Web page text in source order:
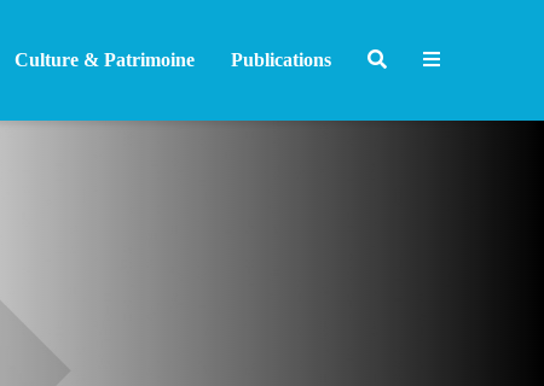
Culture & Patrimoine Publications